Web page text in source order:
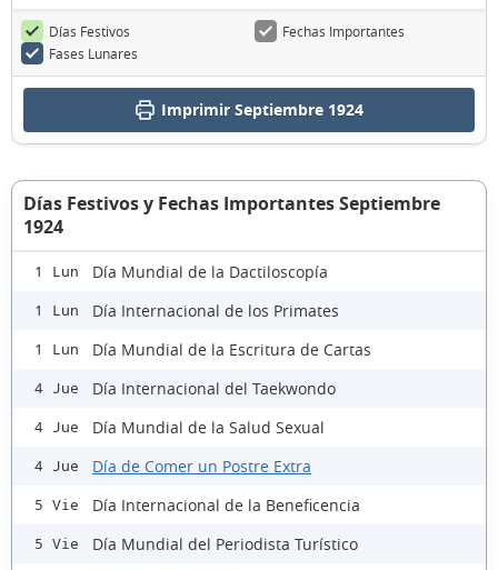
Días Festivos
Fechas Importantes
Fases Lunares
Imprimir Septiembre 1924
Días Festivos y Fechas Importantes Septiembre
1924
1 Lun Día Mundial de la Dactiloscopía
1 Lun Día Internacional de los Primates
1 Lun Día Mundial de la Escritura de Cartas
4 Jue Día Internacional del Taekwondo
4 Jue Día Mundial de la Salud Sexual
4 Jue Día de Comer un Postre Extra
5 Vie Día Internacional de la Beneficencia
5 Vie Día Mundial del Periodista Turístico